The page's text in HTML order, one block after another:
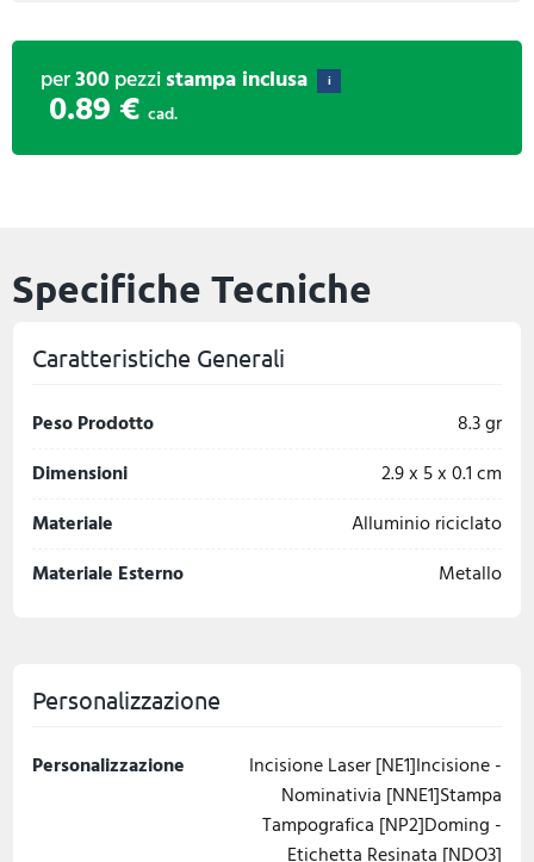
per300pezzistampa inclusa i
0.89 € cad.
Specifiche Tecniche
Caratteristiche Generali
Peso Prodotto
8.3 gr
Dimensioni
2.9 x 5 x 0.1 cm
Materiale
Alluminio riciclato
Materiale Esterno
Metallo
Personalizzazione
Personalizzazione
Incisione Laser [NE1]Incisione -
Nominativia [NNE1]Stampa
Tampografica [NP2]Doming -
Etichetta Resinata [NDO3]